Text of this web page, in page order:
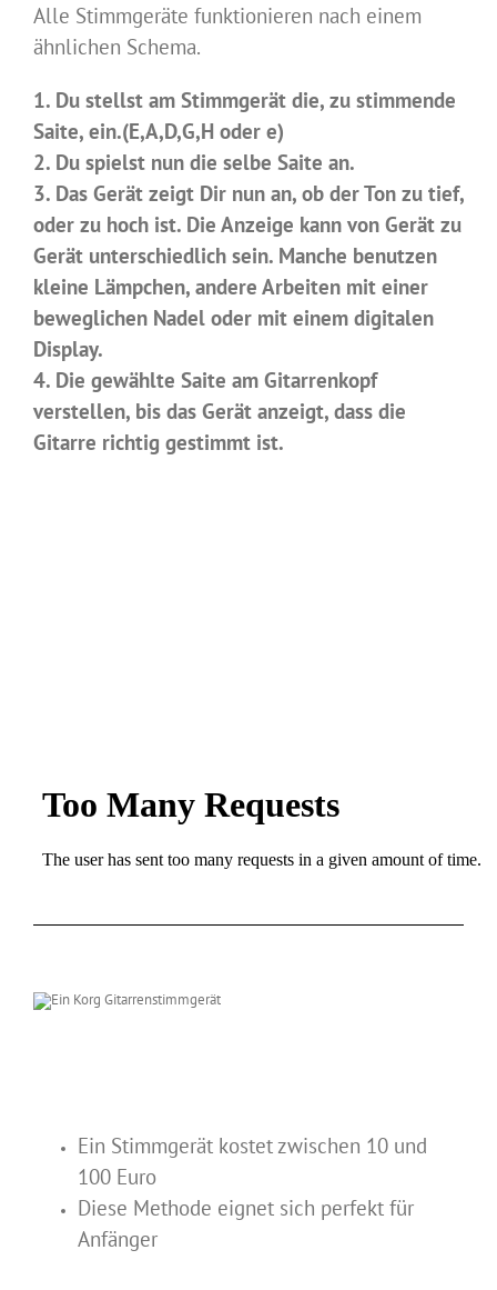
Alle Stimmgeräte funktionieren nach einem
ähnlichen Schema.
1. Du stellst am Stimmgerät die, zu stimmende
Saite, ein.(E,A,D,G,H oder e)
2. Du spielst nun die selbe Saite an.
3. Das Gerät zeigt Dir nun an, ob der Ton zu tief,
oder zu hoch ist. Die Anzeige kann von Gerät zu
Gerät unterschiedlich sein. Manche benutzen
kleine Lämpchen, andere Arbeiten mit einer
beweglichen Nadel oder mit einem digitalen
Display.
4. Die gewählte Saite am Gitarrenkopf
verstellen, bis das Gerät anzeigt, dass die
Gitarre richtig gestimmt ist.
Ein Stimmgerät kostet zwischen 10 und
100 Euro
Diese Methode eignet sich perfekt für
Anfänger